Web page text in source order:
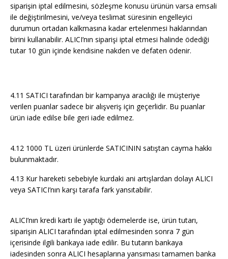
siparişin iptal edilmesini, sözleşme konusu ürünün varsa emsali
ile değiştirilmesini, ve/veya teslimat süresinin engelleyici
durumun ortadan kalkmasına kadar ertelenmesi haklarından
birini kullanabilir. ALICI’nın siparişi iptal etmesi halinde ödediği
tutar 10 gün içinde kendisine nakden ve defaten ödenir.
4.11 SATICI tarafından bir kampanya aracılığı ile müşteriye
verilen puanlar sadece bir alışveriş için geçerlidir. Bu puanlar
ürün iade edilse bile geri iade edilmez.
4.12 1000 TL üzeri ürünlerde SATICININ satıştan cayma hakkı
bulunmaktadır.
4.13 Kur hareketi sebebiyle kurdaki ani artışlardan dolayı ALICI
veya SATICI’nın karşı tarafa fark yansıtabilir.
ALICI’nın kredi kartı ile yaptığı ödemelerde ise, ürün tutarı,
siparişin ALICI tarafından iptal edilmesinden sonra 7 gün
içerisinde ilgili bankaya iade edilir. Bu tutarın bankaya
iadesinden sonra ALICI hesaplarına yansıması tamamen banka